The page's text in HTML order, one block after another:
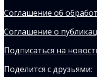
Соглашение об
Соглашение о
Подписаться на
Поделится с друзьями: